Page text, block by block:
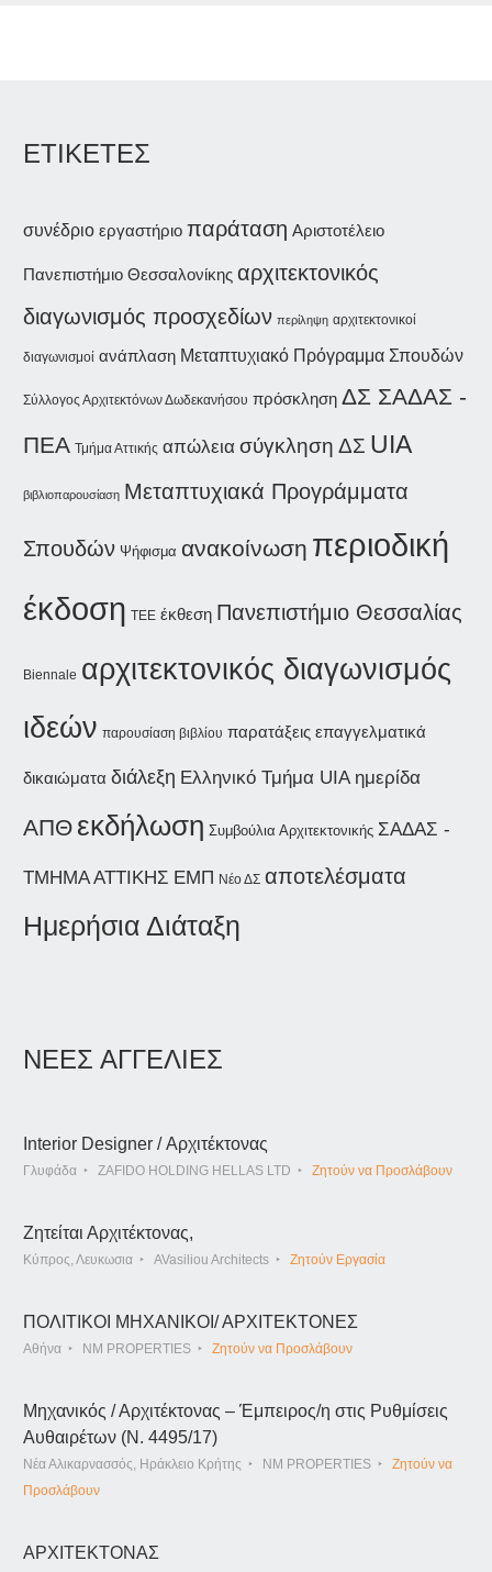
ΕΤΙΚΕΤΕΣ
συνέδριο εργαστήριο παράταση Αριστοτέλειο
Πανεπιστήμιο Θεσσαλονίκης αρχιτεκτονικός
διαγωνισμός προσχεδίων περίληψη αρχιτεκτονικοί
διαγωνισμοί ανάπλαση Μεταπτυχιακό Πρόγραμμα Σπουδών
Σύλλογος Αρχιτεκτόνων Δωδεκανήσου πρόσκληση ΔΣ ΣΑΔΑΣ -
ΠΕΑ Τμήμα Αττικής απώλεια σύγκληση ΔΣ UIA
βιβλιοπαρουσίαση Μεταπτυχιακά Προγράμματα
Σπουδών Ψήφισμα ανακοίνωση περιοδική
έκδοση ΤΕΕ έκθεση Πανεπιστήμιο Θεσσαλίας
Biennale αρχιτεκτονικός διαγωνισμός
ιδεών παρουσίαση βιβλίου παρατάξεις επαγγελματικά
δικαιώματα διάλεξη Ελληνικό Τμήμα UIA ημερίδα
ΑΠΘ εκδήλωση Συμβούλια Αρχιτεκτονικής ΣΑΔΑΣ -
ΤΜΗΜΑ ΑΤΤΙΚΗΣ ΕΜΠ Νέο ΔΣ αποτελέσματα
Ημερήσια Διάταξη
ΝΕΕΣ ΑΓΓΕΛΙΕΣ
Interior Designer / Αρχιτέκτονας
Γλυφάδα ZAFIDO HOLDING HELLAS LTD Ζητούν να Προσλάβουν
Ζητείται Αρχιτέκτονας,
Κύπρος, Λευκωσια AVasiliou Architects Ζητούν Εργασία
ΠΟΛΙΤΙΚΟΙ ΜΗΧΑΝΙΚΟΙ/ ΑΡΧΙΤΕΚΤΟΝΕΣ
Αθήνα NM PROPERTIES Ζητούν να Προσλάβουν
Μηχανικός / Αρχιτέκτονας – Έμπειρος/η στις Ρυθμίσεις
Αυθαιρέτων (Ν. 4495/17)
Νέα Αλικαρνασσός, Ηράκλειο Κρήτης NM PROPERTIES
Ζητούν να
Προσλάβουν
ΑΡΧΙΤΕΚΤΟΝΑΣ